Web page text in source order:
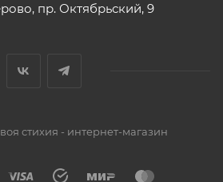
пр. Октябрьский, 9
стихия - интернет-магазин